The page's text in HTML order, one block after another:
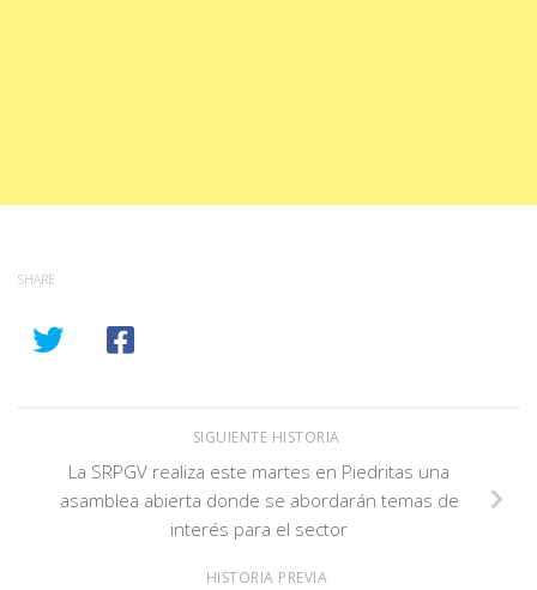
SHARE
SIGUIENTE HISTORIA
La SRPGV realiza este martes en Piedritas una
asamblea abierta donde se abordarán temas de
interés para el sector
HISTORIA PREVIA